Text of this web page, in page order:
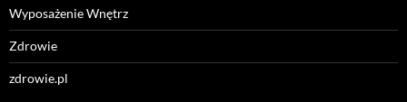
Wyposażenie Wnętrz
Zdrowie
zdrowie.pl